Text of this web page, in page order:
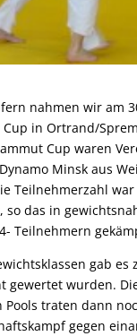
nahmen wir am
Cup in Ortrand/
Cup waren
Minsk aus
Teilnehmerzahl
so das in
Teilnehmern
gab es
gewertet wurden.
Pools traten dann
gegen